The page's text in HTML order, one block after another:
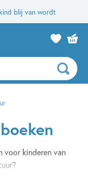
blij van wordt
voor kinderen van